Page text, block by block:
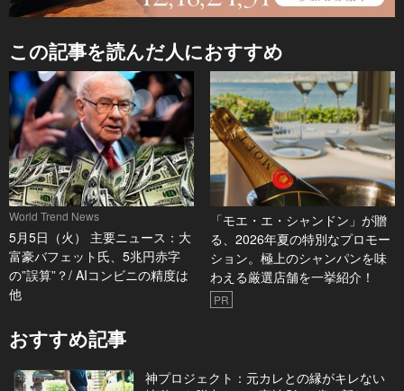
この記事を読んだ人におすすめ
World Trend News
5月5日（火） 主要ニュース：大
富豪バフェット氏、5兆円赤字
の”誤算”？/ AIコンビニの精度は
他
「モエ・エ・シャンドン」が贈
る、2026年夏の特別なプロモー
ション。極上のシャンパンを味
わえる厳選店舗を一挙紹介！
PR
おすすめ記事
神プロジェクト：元カレとの縁がキレない